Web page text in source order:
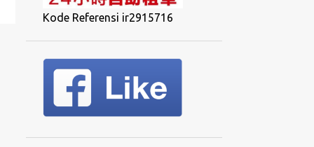
Kode Referensi ir2915716